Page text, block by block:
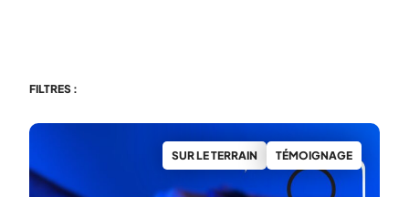
FILTRES :
SUR LE TERRAIN TÉMOIGNAGE